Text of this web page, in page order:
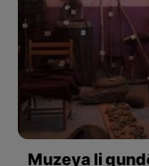
Muzeya li